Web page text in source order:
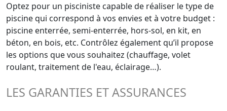
Optez pour un pisciniste capable de réaliser le type de
piscine qui correspond à vos envies et à votre budget :
piscine enterrée, semi-enterrée, hors-sol, en kit, en
béton, en bois, etc. Contrôlez également qu’il propose
les options que vous souhaitez (chauffage, volet
roulant, traitement de l'eau, éclairage…).
LES GARANTIES ET ASSURANCES